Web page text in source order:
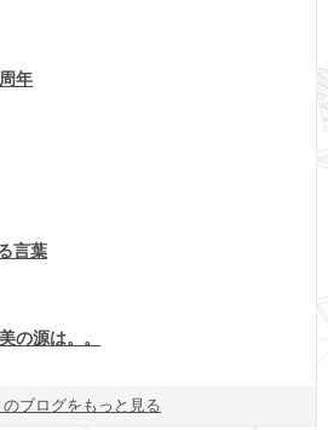
年
言葉
の源は。。
のブログをもっと見る